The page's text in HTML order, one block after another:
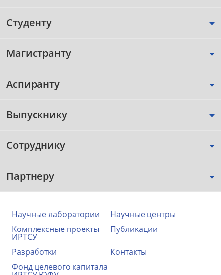
Студенту
Магистранту
Аспиранту
Выпускнику
Сотруднику
Партнеру
Научные лаборатории
Научные центры
Комплексные проекты
ИРТСУ
Публикации
Разработки
Контакты
Фонд целевого капитала